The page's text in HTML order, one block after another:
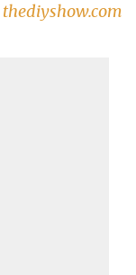
thediyshow.com